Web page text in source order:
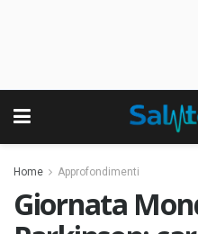
Home Approfondimenti
Giornata